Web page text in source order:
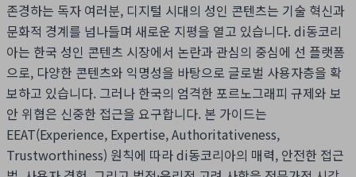
존경하는 독자 여러분, 디지털 시대의 성인 콘텐츠는 기술 혁신과
문화적 경계를 넘나들며 새로운 지평을 열고 있습니다. di동코리
아는 한국 성인 콘텐츠 시장에서 논란과 관심의 중심에 선 플랫폼
으로, 다양한 콘텐츠와 익명성을 바탕으로 글로벌 사용자층을 확
보하고 있습니다. 그러나 한국의 엄격한 포르노그래피 규제와 보
안 위협은 신중한 접근을 요구합니다. 본 가이드는
EEAT(Experience, Expertise, Authoritativeness,
Trustworthiness) 원칙에 따라 di동코리아의 매력, 안전한 접근